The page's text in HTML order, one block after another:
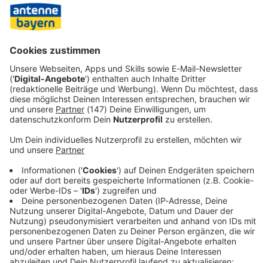
abweichendes Bild. Nürnberg führt dieses
Belastungsranking mit 50 Prozent Verzögerung an, gefolgt
von Hamburg mit 49 und Leipzig mit 48. Berlin liegt hier
nur auf Rang sieben. Das Bild, dass die Belastung steigt,